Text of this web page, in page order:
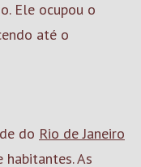
Ele ocupou o
até o
do Rio de Janeiro
As